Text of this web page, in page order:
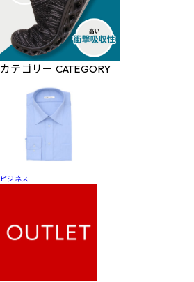
カテゴリー CATEGORY
ビジネス